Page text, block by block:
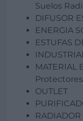
Suelos
DIFUSOR
ENERGIA
ESTUFAS
MATERIAL
OUTLET